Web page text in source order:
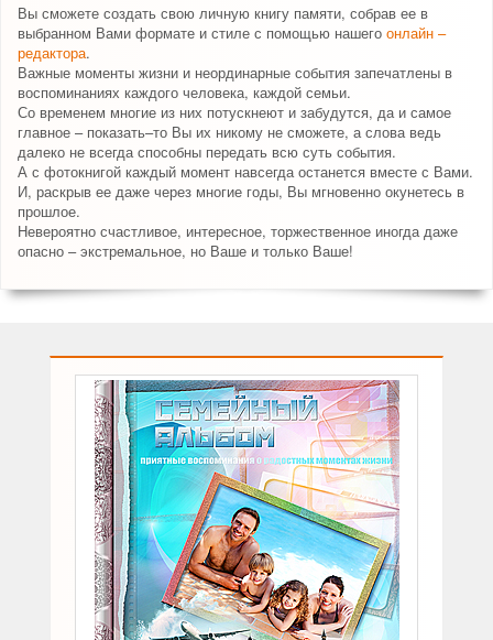
Вы сможете создать свою личную книгу памяти, собрав ее в
выбранном Вами формате и стиле с помощью нашего онлайн –
редактора.
Важные моменты жизни и неординарные события запечатлены в
воспоминаниях каждого человека, каждой семьи.
Со временем многие из них потускнеют и забудутся, да и самое
главное – показать–то Вы их никому не сможете, а слова ведь
далеко не всегда способны передать всю суть события.
А с фотокнигой каждый момент навсегда останется вместе с Вами.
И, раскрыв ее даже через многие годы, Вы мгновенно окунетесь в
прошлое.
Невероятно счастливое, интересное, торжественное иногда даже
опасно – экстремальное, но Ваше и только Ваше!